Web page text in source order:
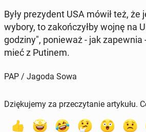
Były pre­zy­dent USA mówił też, że
wybory, to za­koń­czył­by wojnę na
godziny", po­nie­waż - jak
mieć z Putinem.
PAP / Jagoda Sowa
Dziękujemy za przeczytanie artykułu.